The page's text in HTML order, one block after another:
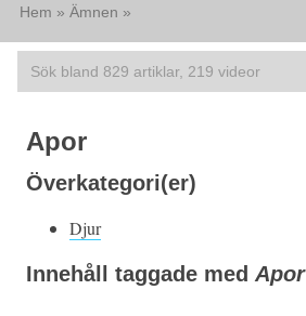
Hem » Ämnen »
Apor
Överkategori(er)
Djur
Innehåll taggade med Apor